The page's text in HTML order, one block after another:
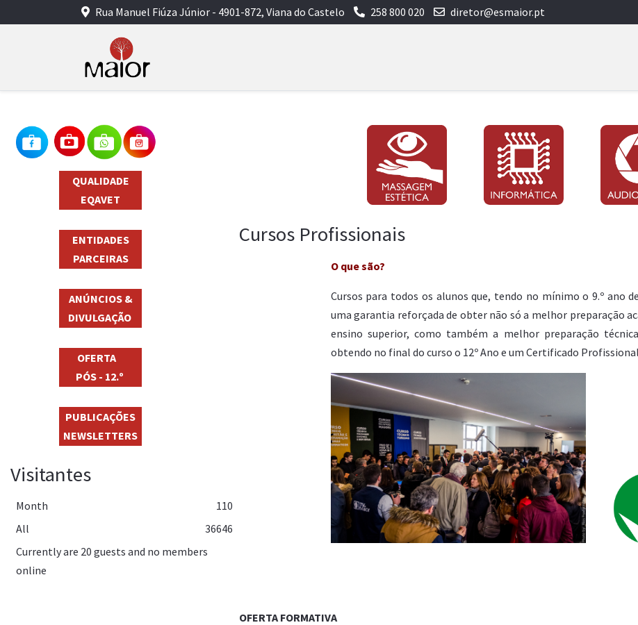
Rua Manuel Fiúza Júnior - 4901-872, Viana do Castelo 258 800 020 diretor@esmaior.pt
QUALIDADE
EQAVET
ENTIDADES
PARCEIRAS
ANÚNCIOS &
DIVULGAÇÃO
OFERTA
PÓS - 12.º
PUBLICAÇÕES
NEWSLETTERS
Visitantes
Month
110
All
36646
Currently are 20 guests and no members
online
Cursos Profissionais
O que são?
Cursos para todos os alunos que, tendo no mínimo o 9.º ano
uma garantia reforçada de obter não só a melhor preparação
ensino superior, como também a melhor preparação
obtendo no final do curso o 12º Ano e um Certificado Profissional
OFERTA FORMATIVA